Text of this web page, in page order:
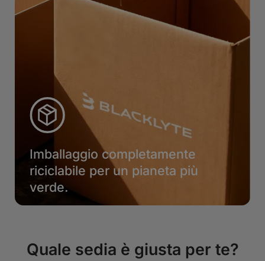
Imballaggio completamente
riciclabile per un pianeta più
verde.
Quale sedia è giusta per te?